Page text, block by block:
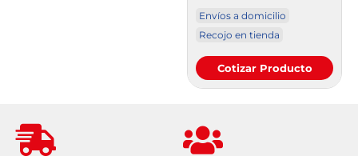
Envíos a domicilio
Recojo en tienda
Cotizar Producto